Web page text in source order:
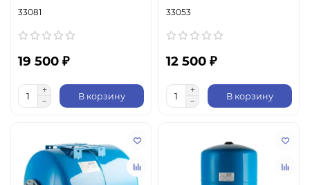
33081
19 500 ₽
В корзину
33053
12 500 ₽
В корзину